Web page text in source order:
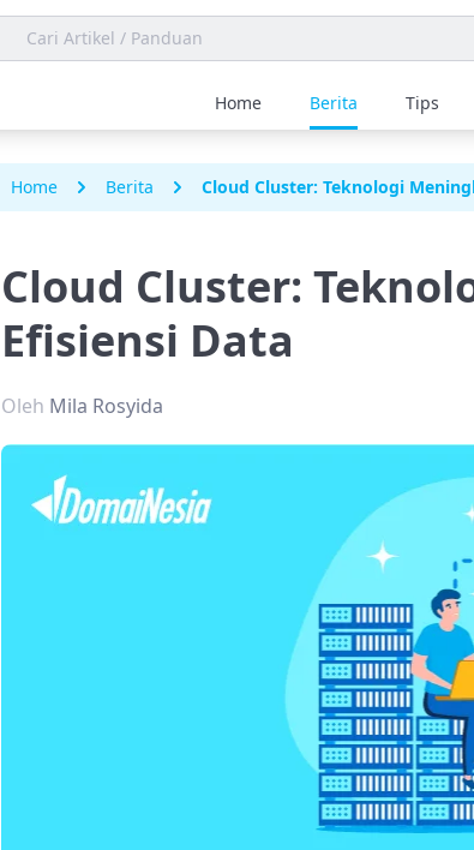
Home Berita Tips
Home Berita Cloud Cluster: Teknologi
Cloud Cluster:
Efisiensi Data
Oleh Mila Rosyida